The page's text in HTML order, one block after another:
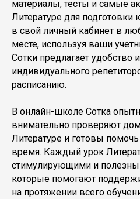
материалы, тесты и самые
Литературе для
в свой личный кабинет в
месте, используя ваши
Сотки предлагает удобство
индивидуального
расписанию.
В онлайн-школе Сотка
внимательно проверяют
Литературе и готовы
время. Каждый урок
стимулирующими и
которые помогают
на протяжении всего